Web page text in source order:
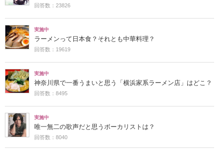
回答数：23826
実施中
ラーメンって日本食？それとも中華料理？
回答数：19619
実施中
神奈川県で一番うまいと思う「横浜家系ラーメン店」はどこ？
回答数：8495
実施中
唯一無二の歌声だと思うボーカリストは？
回答数：8040